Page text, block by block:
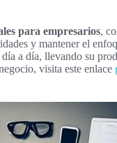
para empresarios,
y mantener el
a día, llevando su
visita este enlace